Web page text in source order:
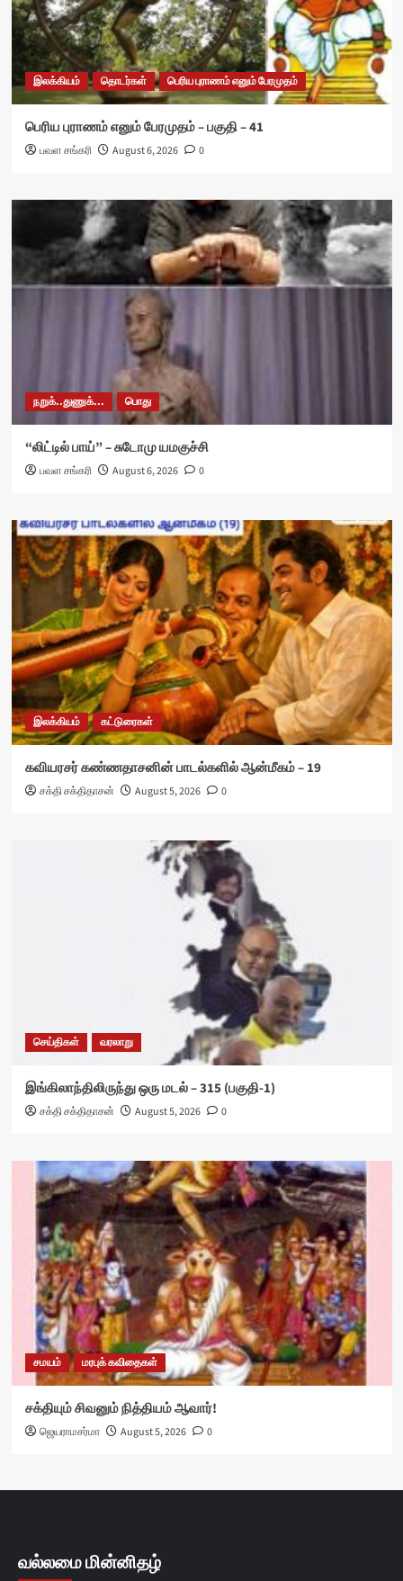
இலக்கியம் தொடர்கள் பெரிய புராணம் எனும் பேரமுதம்
பெரிய புராணம் எனும் பேரமுதம் – பகுதி – 41
பவள சங்கரி August 6, 2026 0
நறுக்..துணுக்... பொது
“லிட்டில் பாய்” – சுடோமு யமகுச்சி
பவள சங்கரி August 6, 2026 0
இலக்கியம் கட்டுரைகள்
கவியரசர் கண்ணதாசனின் பாடல்களில் ஆன்மீகம் – 19
சக்தி சக்திதாசன் August 5, 2026 0
செய்திகள் வரலாறு
இங்கிலாந்திலிருந்து ஒரு மடல் – 315 (பகுதி-1)
சக்தி சக்திதாசன் August 5, 2026 0
சமயம் மரபுக் கவிதைகள்
சக்தியும் சிவனும் நித்தியம் ஆவார்!
ஜெயராமசர்மா August 5, 2026 0
வல்லமை மின்னிதழ்